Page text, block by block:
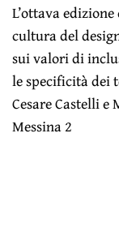
L’ottava
cultura del
sui valori di
le specificità
Cesare Castelli
Messina 2